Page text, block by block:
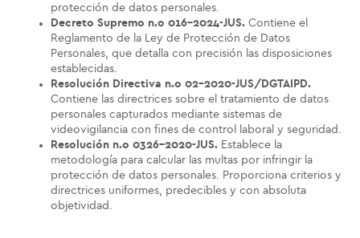
protección de datos personales.
Decreto Supremo n.o 016-2024-JUS. Contiene el
Reglamento de la Ley de Protección de Datos
Personales, que detalla con precisión las disposiciones
establecidas.
Resolución Directiva n.o 02-2020-JUS/DGTAIPD.
Contiene las directrices sobre el tratamiento de datos
personales capturados mediante sistemas de
videovigilancia con fines de control laboral y seguridad.
Resolución n.o 0326-2020-JUS. Establece la
metodología para calcular las multas por infringir la
protección de datos personales. Proporciona criterios y
directrices uniformes, predecibles y con absoluta
objetividad.